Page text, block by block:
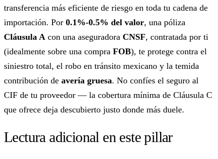
transferencia más eficiente de riesgo en toda tu cadena de
importación. Por 0.1%-0.5% del valor, una póliza
Cláusula A con una aseguradora CNSF, contratada por ti
(idealmente sobre una compra FOB), te protege contra el
siniestro total, el robo en tránsito mexicano y la temida
contribución de avería gruesa. No confíes el seguro al
CIF de tu proveedor — la cobertura mínima de Cláusula C
que ofrece deja descubierto justo donde más duele.
Lectura adicional en este pillar